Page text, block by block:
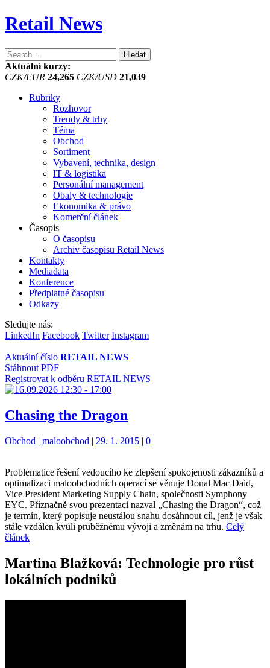
Retail News
Vyhledávání
Aktuální kurzy:
CZK/EUR 24,265 CZK/USD 21,039
Rubriky
Rozhovor
Trendy & trhy
Téma
Obchod
Sortiment
Vybavení, technika, design
IT & logistika
Personální management
Obaly & technologie
Ekonomika & právo
Komerční článek
Časopis
O časopisu
Archiv časopisu Retail News
Kontakty
Mediadata
Konference
Předplatné časopisu
Odkazy
Sledujte nás:
LinkedIn Facebook Twitter Instagram
Aktuální číslo RETAIL NEWS
Stáhnout PDF
Registrovat k odběru RETAIL NEWS
Chasing the Dragon
Kategorie:
Obchod | Štítky:
maloobchod | 29. 1. 2015 | 0
Problematice řešení vedoucího ke zlepšení spokojenosti zákazníků a
optimalizaci maloobchodních operací se věnuje Donal Mac Daid,
Vice President Marketing Supply Chain, společnosti Symphony
EYC. Příznačně svou prezentaci nazval „Chasing the Dragon“, což
je termín, který popisuje neustálou snahu dosáhnout cíl, jenž je však
stále vzdálen kvůli průběžnému vývoji a změnám na trhu. Celý
článek
Martina Blažková: Technologie pro růst
lokálních podniků